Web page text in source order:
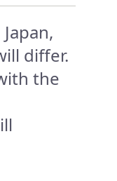
differ.
the